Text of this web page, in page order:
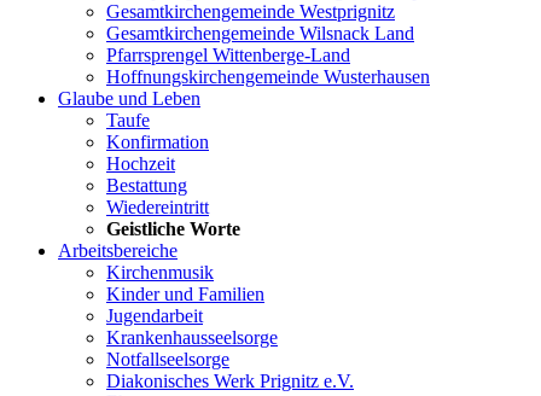
Gesamtkirchengemeinde Westprignitz
Gesamtkirchengemeinde Wilsnack Land
Pfarrsprengel Wittenberge-Land
Hoffnungskirchengemeinde Wusterhausen
Glaube und Leben
Taufe
Konfirmation
Hochzeit
Bestattung
Wiedereintritt
Geistliche Worte
Arbeitsbereiche
Kirchenmusik
Kinder und Familien
Jugendarbeit
Krankenhausseelsorge
Notfallseelsorge
Diakonisches Werk Prignitz e.V.